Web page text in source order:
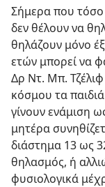
Σήμερα που τόσο
δεν θέλουν να
θηλάζουν μόνο
ετών μπορεί να
Δρ Ντ. Μπ.
κόσμου τα
γίνουν ενάμιση
μητέρα
διάστημα 13 ως
θηλασμός, ή
φυσιολογικά